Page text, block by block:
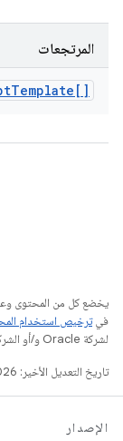
المرتجعات
Template[]
يخضع كل من المحتوى
فيترخيص استخدام
لشركة Oracle و/أو الشركات التابعة لها.
تاريخ التعديل الأخير: 2026-06-22 (حسب التوقيت العالمي المتفَّق عليه)
الإصدار